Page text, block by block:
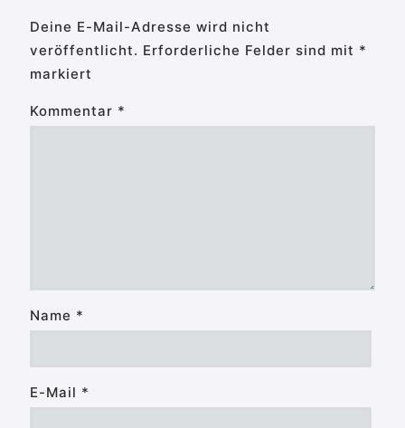
Deine E-Mail-Adresse wird nicht
veröffentlicht. Erforderliche Felder sind mit *
markiert
Kommentar *
Name *
E-Mail *